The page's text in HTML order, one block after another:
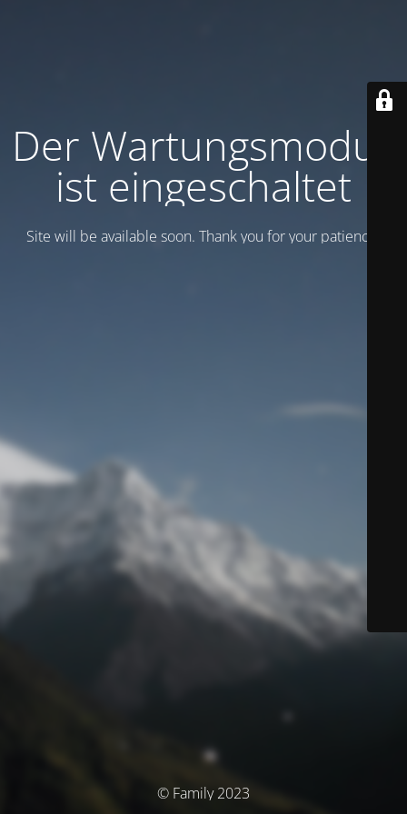
Der Wartungsmodus
ist eingeschaltet
Site will be available soon. Thank you for your patience!
© Family 2023